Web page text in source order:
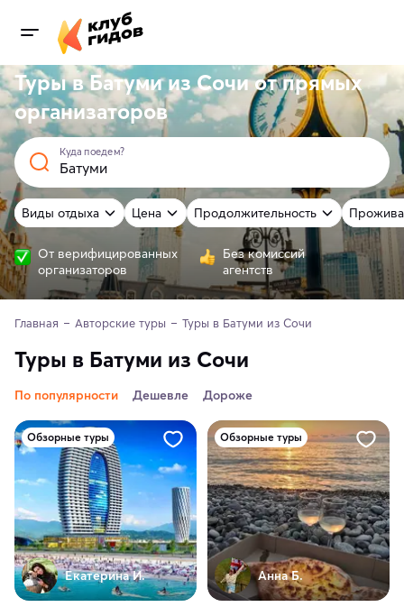
Туры в Батуми из Сочи отпрямых
организаторов
Куда поедем?
Виды отдыха Цена Продолжительность
От верифицированных
организаторов
Без комиссий
агентств
Главная Авторские туры Туры в Батуми из Сочи
Туры в Батуми из Сочи
По популярности Дешевле Дороже
Обзорные туры
Екатерина И.
Обзорные туры
Анна Б.